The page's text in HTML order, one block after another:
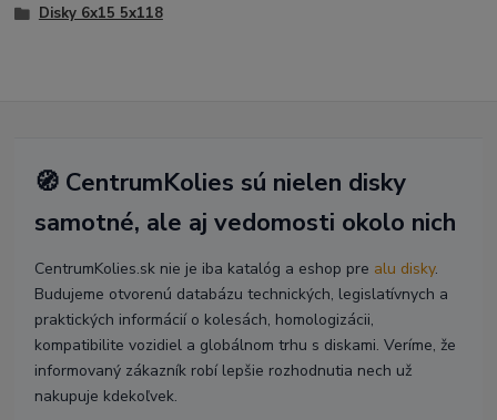
Disky 6x15 5x118
🧭 CentrumKolies sú nielen disky
samotné, ale aj vedomosti okolo nich
CentrumKolies.sk nie je iba katalóg a eshop pre alu disky.
Budujeme otvorenú databázu technických, legislatívnych a
praktických informácií o kolesách, homologizácii,
kompatibilite vozidiel a globálnom trhu s diskami. Veríme, že
informovaný zákazník robí lepšie rozhodnutia nech už
nakupuje kdekoľvek.